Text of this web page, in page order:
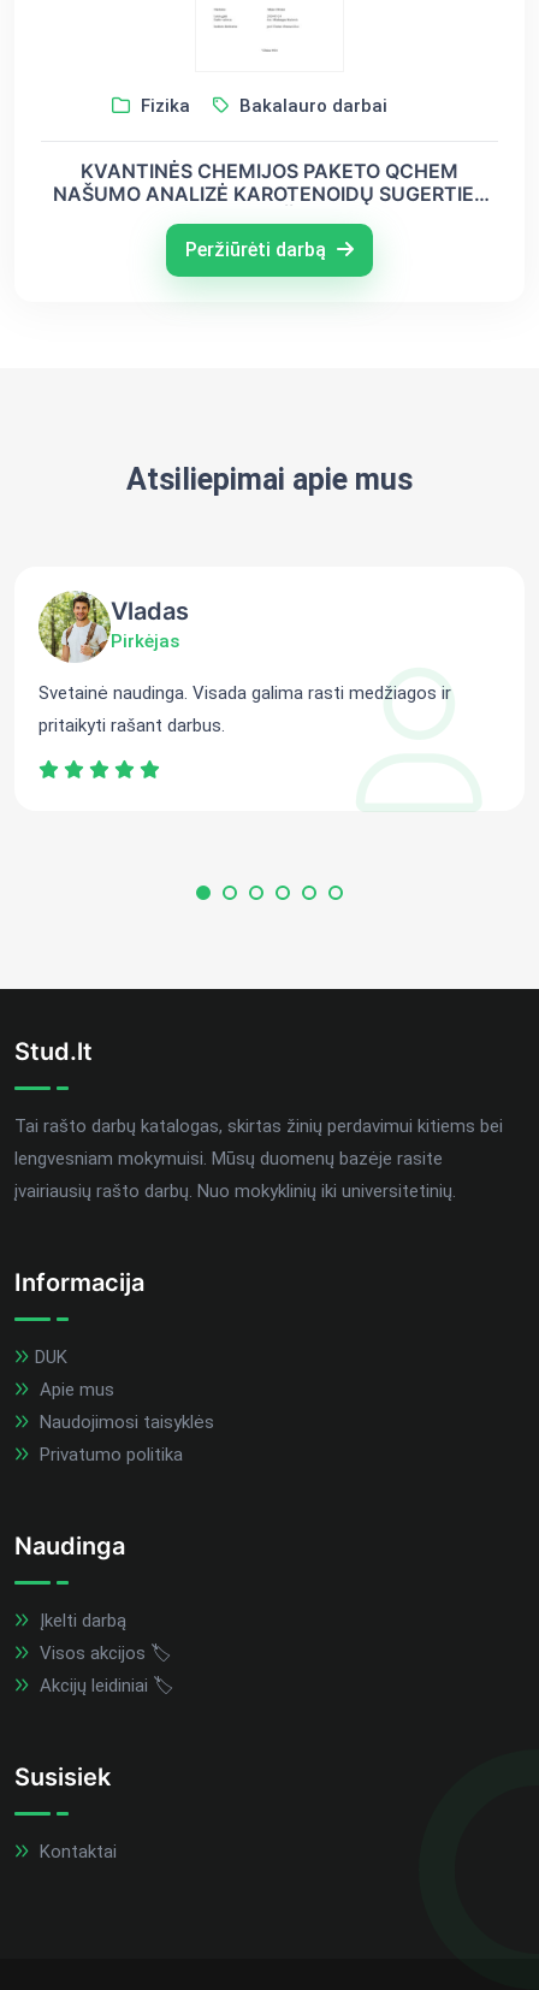
Fizika Bakalauro darbai
KVANTINĖS CHEMIJOS PAKETO QCHEM
NAŠUMO ANALIZĖ KAROTENOIDŲ SUGERTIES
Peržiūrėti darbą
Atsiliepimai apie mus
Vladas
Pirkėjas
Svetainė naudinga. Visada galima rasti medžiagos ir
pritaikyti rašant darbus.
Stud.lt
Tai rašto darbų katalogas, skirtas žinių perdavimui kitiems bei
lengvesniam mokymuisi. Mūsų duomenų bazėje rasite
įvairiausių rašto darbų. Nuo mokyklinių iki universitetinių.
Informacija
DUK
Apie mus
Naudojimosi taisyklės
Privatumo politika
Naudinga
Įkelti darbą
Visos akcijos 🏷️
Akcijų leidiniai 🏷️
Susisiek
Kontaktai